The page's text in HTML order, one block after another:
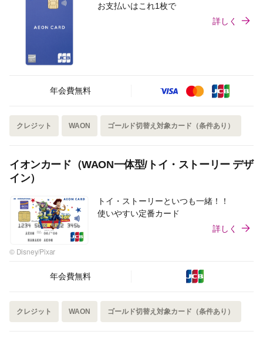
お支払いはこれ1枚で
詳しく
年会費無料
クレジット WAON ゴールド切替え対象カード（条件あり）
イオンカード（WAON一体型/トイ・ストーリー デザ
イン）
© Disney/Pixar
トイ・ストーリーといつも一緒！！
使いやすい定番カード
詳しく
年会費無料
クレジット WAON ゴールド切替え対象カード（条件あり）